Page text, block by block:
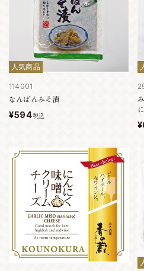
人気商品
114001
なんばんみそ漬
¥594税込